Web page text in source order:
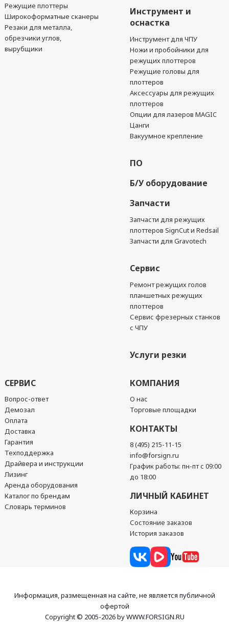
Режущие плоттеры
Широкоформатные сканеры
Резаки для металла,
обрезчики углов,
вырубщики
Инструмент и
оснастка
Инструмент для ЧПУ
Ножи и пробойники для
режущих плоттеров
Режущие головы для
плоттеров
Аксессуары для режущих
плоттеров
Опции для лазеров MAGIC
Цанги
Вакуумное крепление
ПО
Б/У оборудование
Запчасти
Запчасти для режущих
плоттеров SignCut и Redsail
Запчасти для Gravotech
Сервис
Ремонт режущих голов
планшетных режущих
плоттеров
Сервис фрезерных станков
с ЧПУ
Услуги резки
СЕРВИС
Вопрос-ответ
Демозал
Оплата
Доставка
Гарантия
Техподдержка
Драйвера и инструкции
Лизинг
Аренда оборудования
Каталог по брендам
Словарь терминов
КОМПАНИЯ
О нас
Торговые площадки
КОНТАКТЫ
8 (495) 215-11-15
info@forsign.ru
График работы: пн-пт с 09:00
до 18:00
ЛИЧНЫЙ КАБИНЕТ
Корзина
Состояние заказов
История заказов
Информация, размещенная на сайте, не является публичной
офертой
Copyright © 2005-2026 by WWW.FORSIGN.RU